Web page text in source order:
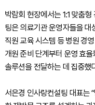
박람회 현장에서는 1:1 맞춤
팅은 의료기관 운영자들을 대
직원 교육 시스템 등 병원 경
개원 준비 단계부터 운영 효
솔루션을 전달하는 데 집중했
서은경 인사랑컨설팅 대표는